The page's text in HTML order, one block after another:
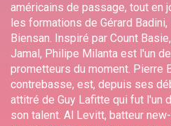
américains de passage, tout en
les formations de Gérard
Biensan. Inspiré par Count
Jamal, Philipe Milanta est l'un
prometteurs du moment. Pierre
contrebasse, est, depuis ses
attitré de Guy Lafitte qui fut l'un
son talent. Al Levitt, batteur